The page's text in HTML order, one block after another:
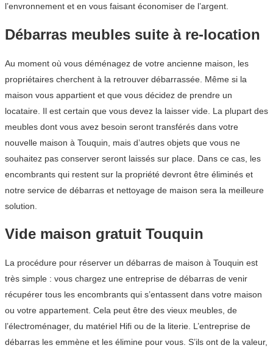
l’envronnement et en vous faisant économiser de l’argent.
Débarras meubles suite à re-location
Au moment où vous déménagez de votre ancienne maison, les
propriétaires cherchent à la retrouver débarrassée. Même si la
maison vous appartient et que vous décidez de prendre un
locataire. Il est certain que vous devez la laisser vide. La plupart des
meubles dont vous avez besoin seront transférés dans votre
nouvelle maison à Touquin, mais d’autres objets que vous ne
souhaitez pas conserver seront laissés sur place. Dans ce cas, les
encombrants qui restent sur la propriété devront être éliminés et
notre service de débarras et nettoyage de maison sera la meilleure
solution.
Vide maison gratuit Touquin
La procédure pour réserver un débarras de maison à Touquin est
très simple : vous chargez une entreprise de débarras de venir
récupérer tous les encombrants qui s’entassent dans votre maison
ou votre appartement. Cela peut être des vieux meubles, de
l’électroménager, du matériel Hifi ou de la literie. L’entreprise de
débarras les emmène et les élimine pour vous. S’ils ont de la valeur,